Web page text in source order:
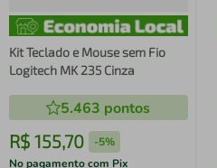
Kit Teclado e Mouse sem Fio
Logitech MK 235 Cinza
5.463 pontos
R$ 155,70 -5%
No pagamento com Pix